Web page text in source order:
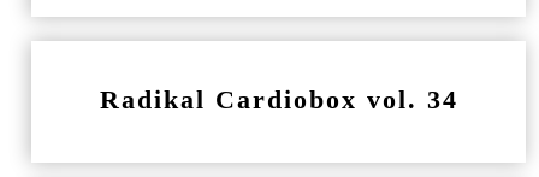
Radikal Cardiobox vol. 34